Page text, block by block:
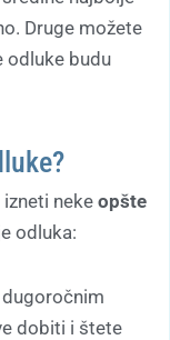
Druge možete
odluke budu
neke opšte
odluka:
dobiti i štete